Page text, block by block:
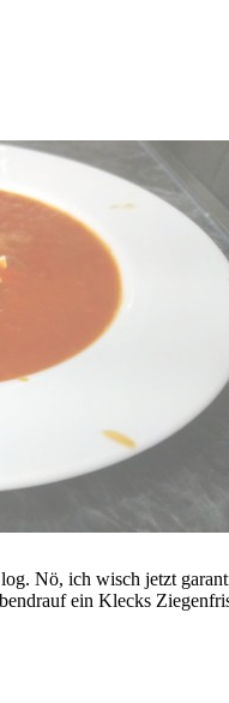
Nö, ich wisch jetzt
ein Klecks